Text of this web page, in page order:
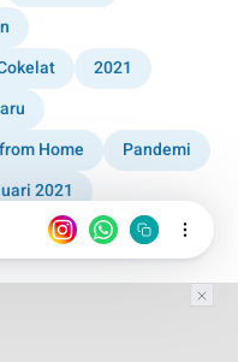
2021
Home
Pandemi
2021